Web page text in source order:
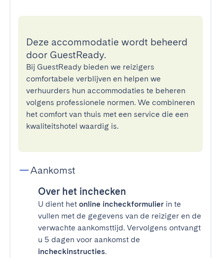
Deze accommodatie wordt beheerd
door GuestReady.
Bij GuestReady bieden we reizigers
comfortabele verblijven en helpen we
verhuurders hun accommodaties te beheren
volgens professionele normen. We combineren
het comfort van thuis met een service die een
kwaliteitshotel waardig is.
Aankomst
Over het inchecken
U dient het online incheckformulier in te
vullen met de gegevens van de reiziger en de
verwachte aankomsttijd. Vervolgens ontvangt
u 5 dagen voor aankomst de
incheckinstructies.